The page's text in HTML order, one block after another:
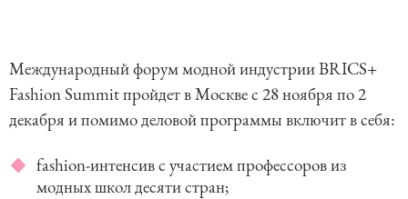
Международный форум модной индустрии BRICS+
Fashion Summit пройдет в Москве с 28 ноября по 2
декабря и помимо деловой программы включит в себя:
fashion-интенсив с участием профессоров из
модных школ десяти стран;